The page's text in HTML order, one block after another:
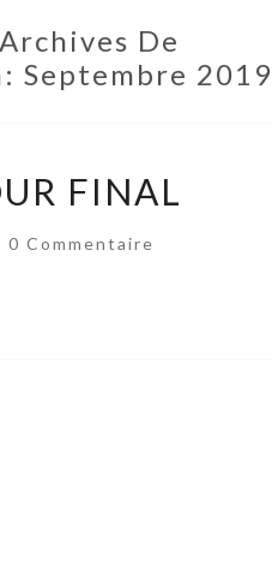
Archives De
Septembre 2019
FINAL
Commentaires
0 Commentaire